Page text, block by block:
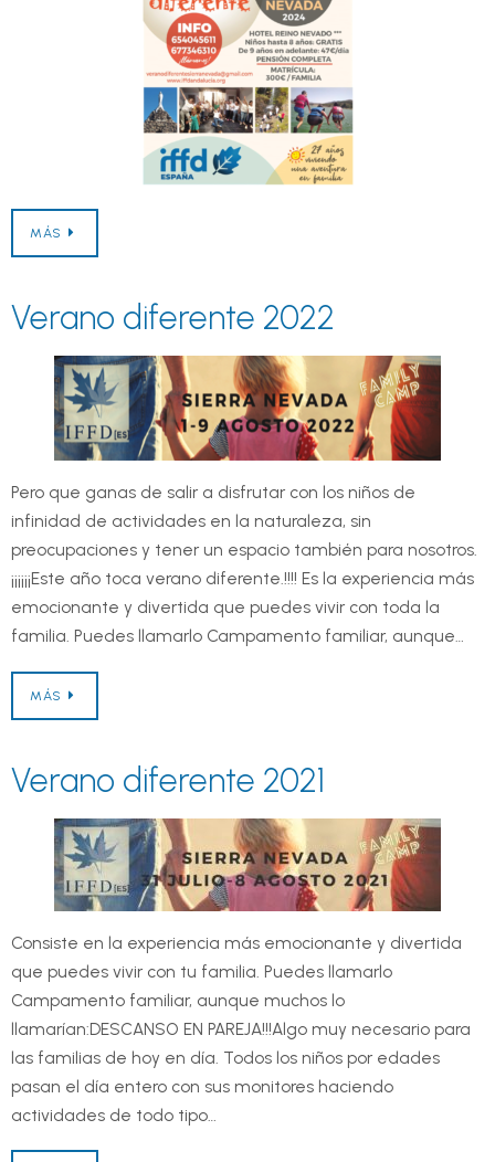
MÁS
Verano diferente 2022
Pero que ganas de salir a disfrutar con los niños de
infinidad de actividades en la naturaleza, sin
preocupaciones y tener un espacio también para nosotros.
¡¡¡¡¡¡Este año toca verano diferente.!!!! Es la experiencia más
emocionante y divertida que puedes vivir con toda la
familia. Puedes llamarlo Campamento familiar, aunque…
MÁS
Verano diferente 2021
Consiste en la experiencia más emocionante y divertida
que puedes vivir con tu familia. Puedes llamarlo
Campamento familiar, aunque muchos lo
llamarían:DESCANSO EN PAREJA!!!Algo muy necesario para
las familias de hoy en día. Todos los niños por edades
pasan el día entero con sus monitores haciendo
actividades de todo tipo…